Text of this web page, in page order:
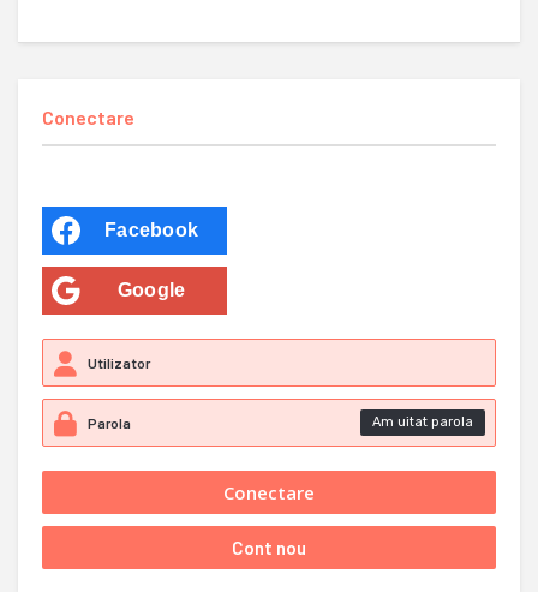
Conectare
Facebook
Google
Am uitat parola